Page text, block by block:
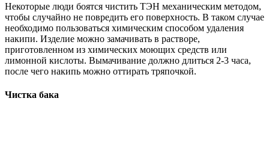
Некоторые люди боятся чистить ТЭН механическим методом,
чтобы случайно не повредить его поверхность. В таком случае
необходимо пользоваться химическим способом удаления
накипи. Изделие можно замачивать в растворе,
приготовленном из химических моющих средств или
лимонной кислоты. Вымачивание должно длиться 2-3 часа,
после чего накипь можно оттирать тряпочкой.
Чистка бака